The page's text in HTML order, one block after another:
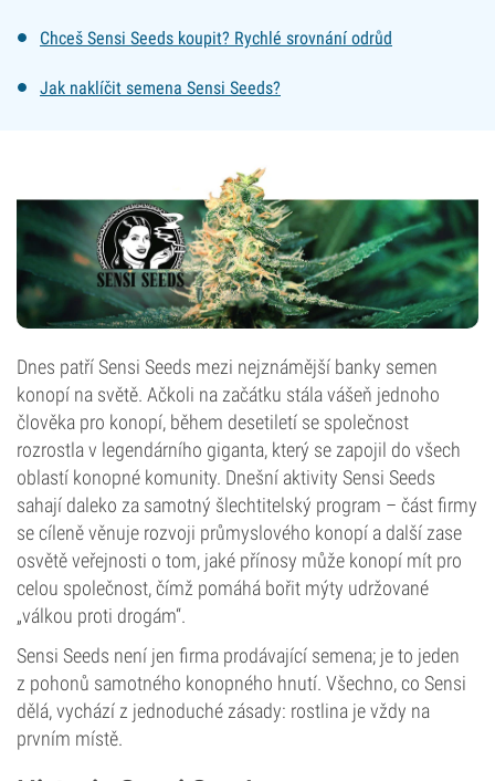
Chceš Sensi Seeds koupit? Rychlé srovnání odrůd
Jak naklíčit semena Sensi Seeds?
Dnes patří Sensi Seeds mezi nejznámější banky semen
konopí na světě. Ačkoli na začátku stála vášeň jednoho
člověka pro konopí, během desetiletí se společnost
rozrostla v legendárního giganta, který se zapojil do všech
oblastí konopné komunity. Dnešní aktivity Sensi Seeds
sahají daleko za samotný šlechtitelský program – část firmy
se cíleně věnuje rozvoji průmyslového konopí a další zase
osvětě veřejnosti o tom, jaké přínosy může konopí mít pro
celou společnost, čímž pomáhá bořit mýty udržované
„válkou proti drogám“.
Sensi Seeds není jen firma prodávající semena; je to jeden
z pohonů samotného konopného hnutí. Všechno, co Sensi
dělá, vychází z jednoduché zásady: rostlina je vždy na
prvním místě.